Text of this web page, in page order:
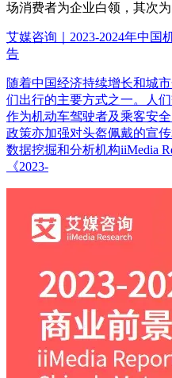
场消费者为企业白领，其次为
艾媒咨询｜2023-2024年中国
告
随着中国经济持续增长和城
们出行的主要方式之一。人
作为机动车驾驶者及乘客安
政策亦加强对头盔佩戴的宣
数据挖掘和分析机构iiMedia
《2023-